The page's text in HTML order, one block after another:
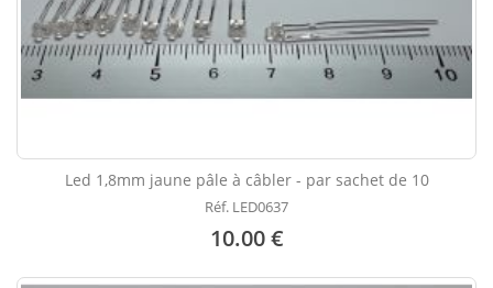
Led 1,8mm jaune pâle à câbler - par sachet de 10
Réf. LED0637
10.00 €